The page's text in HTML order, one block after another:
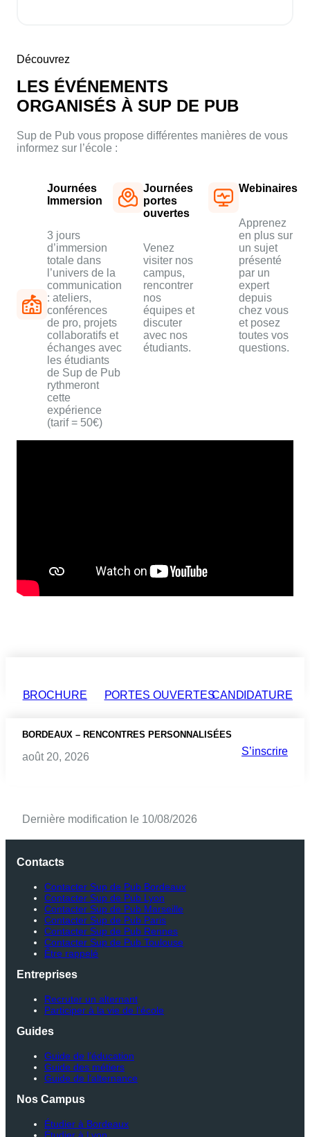
Découvrez
LES ÉVÉNEMENTS
ORGANISÉS À SUP DE PUB
Sup de Pub vous propose différentes manières de vous
informez sur l’école :
Journées
Immersion
3 jours
d’immersion
totale dans
l’univers de la
communication
: ateliers,
conférences
de pro, projets
collaboratifs et
échanges avec
les étudiants
de Sup de Pub
rythmeront
cette
expérience
(tarif = 50€)
Journées
portes
ouvertes
Venez
visiter nos
campus,
rencontrer
nos
équipes et
discuter
avec nos
étudiants.
Webinaires
Apprenez
en plus sur
un sujet
présenté
par un
expert
depuis
chez vous
et posez
toutes vos
questions.
BROCHURE PORTES OUVERTESCANDIDATURE
BORDEAUX – RENCONTRES PERSONNALISÉES
août 20, 2026 S’inscrire
Dernière modification le 10/08/2026
Contacts
Contacter Sup de Pub Bordeaux
Contacter Sup de Pub Lyon
Contacter Sup de Pub Marseille
Contacter Sup de Pub Paris
Contacter Sup de Pub Rennes
Contacter Sup de Pub Toulouse
Être rappelé
Entreprises
Recruter un alternant
Participer à la vie de l’école
Guides
Guide de l’éducation
Guide des métiers
Guide de l’alternance
Nos Campus
Étudier à Bordeaux
Étudier à Lyon